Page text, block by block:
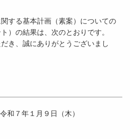
する基本計画（素案）についての
）の結果は、次のとおりです。
き、誠にありがとうございまし
和７年１月９日（木）